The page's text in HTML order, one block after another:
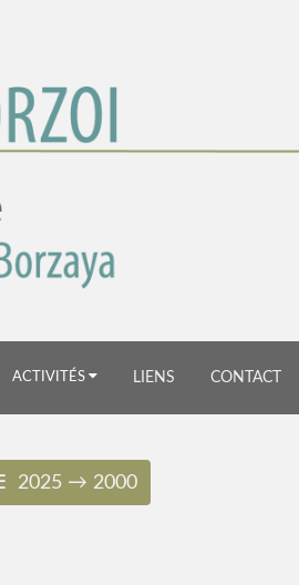
ACTIVITÉS LIENS CONTACT
2025 → 2000